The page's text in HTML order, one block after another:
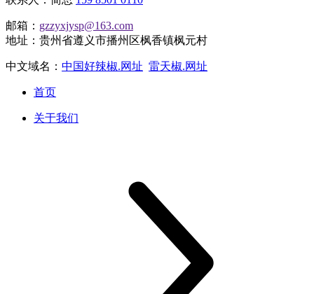
邮箱： gzzyxjysp@163.com
地址：贵州省遵义市播州区枫香镇枫元村
中文域名： 中国好辣椒.网址 雷天椒.网址
首页
关于我们